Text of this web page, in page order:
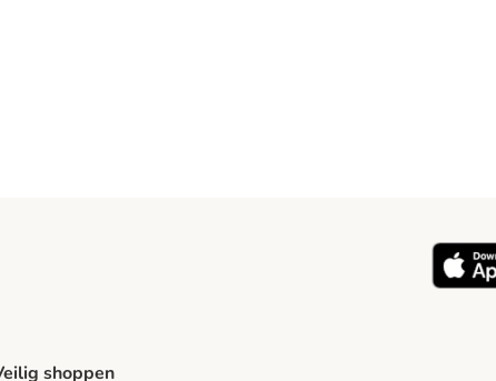
shoppen